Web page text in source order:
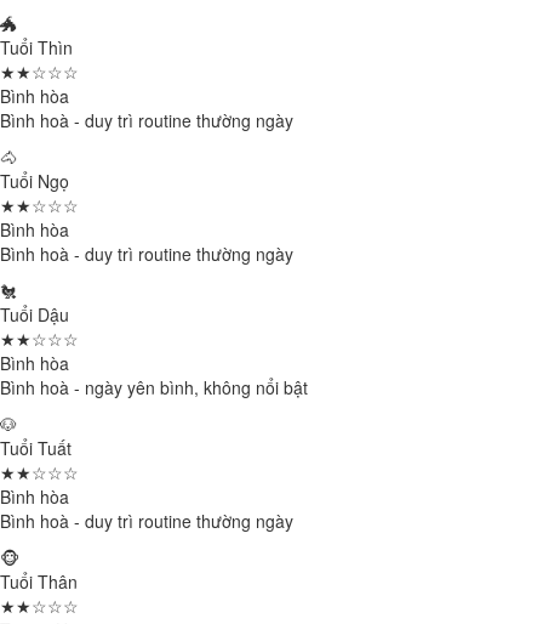
🐲
Tuổi Thìn
★★☆☆☆
Bình hòa
Bình hoà - duy trì routine thường ngày
🐴
Tuổi Ngọ
★★☆☆☆
Bình hòa
Bình hoà - duy trì routine thường ngày
🐔
Tuổi Dậu
★★☆☆☆
Bình hòa
Bình hoà - ngày yên bình, không nổi bật
🐶
Tuổi Tuất
★★☆☆☆
Bình hòa
Bình hoà - duy trì routine thường ngày
🐵
Tuổi Thân
★★☆☆☆